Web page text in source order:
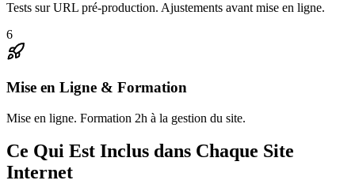
Tests sur URL pré-production. Ajustements avant mise en ligne.
6
Mise en Ligne & Formation
Mise en ligne. Formation 2h à la gestion du site.
Ce Qui Est Inclus dans Chaque Site
Internet